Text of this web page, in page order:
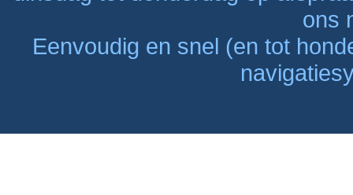
ons
Eenvoudig en snel (en tot